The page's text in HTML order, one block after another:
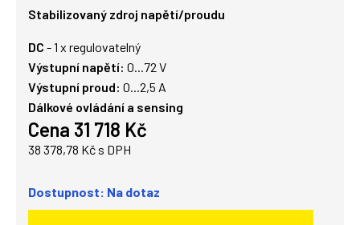
Stabilizovaný zdroj napětí/proudu
DC - 1 x regulovatelný
Výstupní napětí: 0...72 V
Výstupní proud: 0...2,5 A
Dálkové ovládání a sensing
Cena 31 718 Kč
38 378,78 Kč s DPH
Dostupnost: Na dotaz